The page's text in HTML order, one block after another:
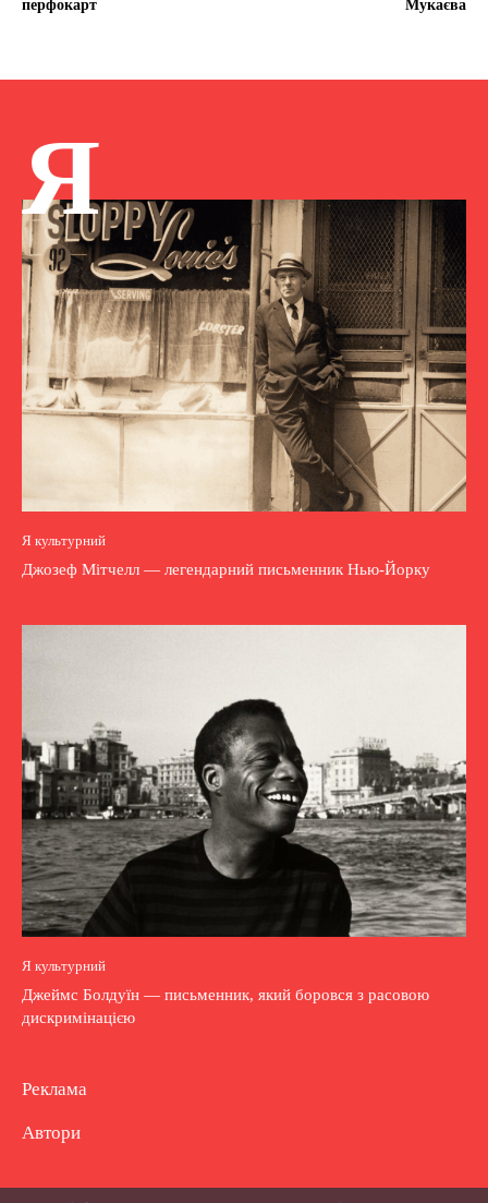
перфокарт
Мукаєва
Я
Я культурний
Джозеф Мітчелл — легендарний письменник Нью-Йорку
Я культурний
Джеймс Болдуїн — письменник, який боровся з расовою
дискримінацією
Реклама
Автори